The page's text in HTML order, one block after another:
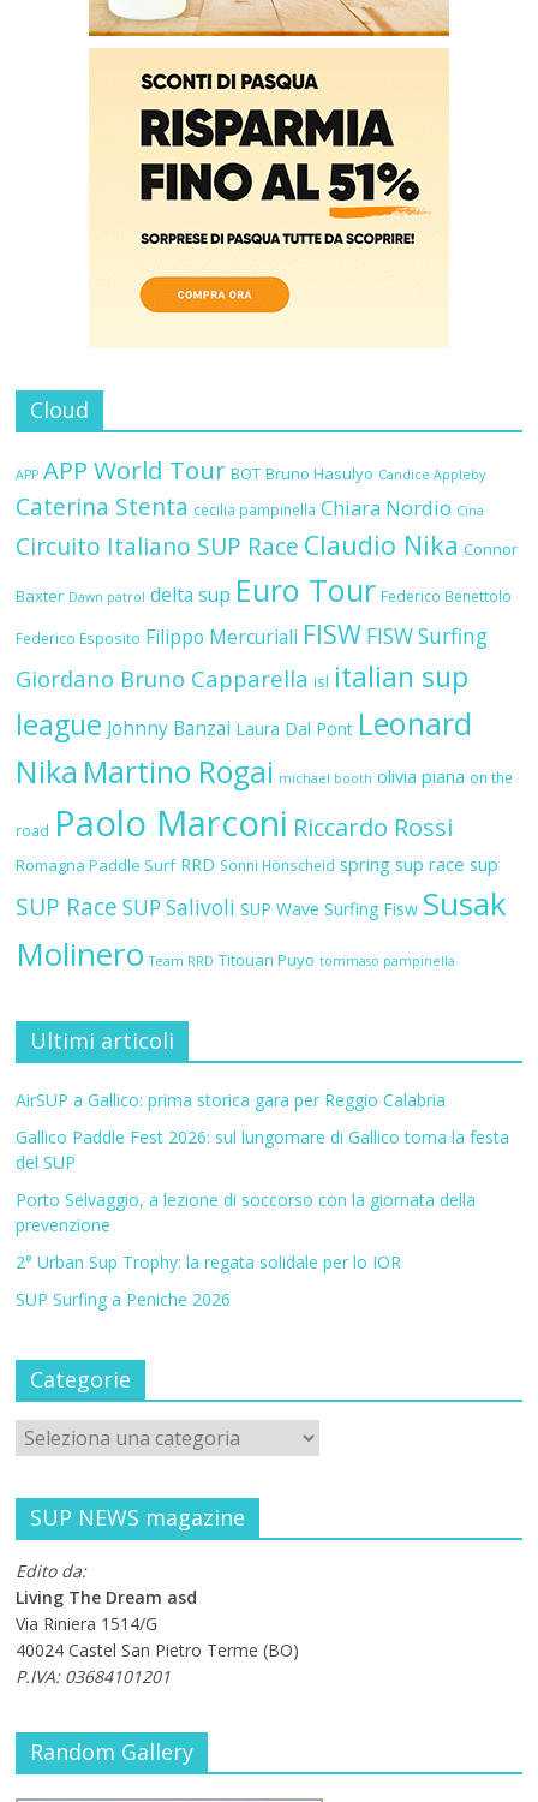
Cloud
APP APP World Tour BOT Bruno Hasulyo Candice Appleby
Caterina Stenta cecilia pampinella Chiara Nordio Cina
Circuito Italiano SUP Race Claudio Nika Connor
Baxter Dawn patrol delta sup Euro Tour Federico Benettolo
Federico Esposito Filippo Mercuriali FISW FISW Surfing
Giordano Bruno Capparella isl italian sup
league Johnny Banzai Laura Dal Pont Leonard
Nika Martino Rogai michael booth olivia piana on the
road Paolo Marconi Riccardo Rossi
Romagna Paddle Surf RRD Sonni Hönscheid spring sup race sup
SUP Race SUP Salivoli SUP Wave Surfing Fisw Susak
Molinero Team RRD Titouan Puyo tommaso pampinella
Ultimi articoli
AirSUP a Gallico: prima storica gara per Reggio Calabria
Gallico Paddle Fest 2026: sul lungomare di Gallico torna la festa
del SUP
Porto Selvaggio, a lezione di soccorso con la giornata della
prevenzione
2° Urban Sup Trophy: la regata solidale per lo IOR
SUP Surfing a Peniche 2026
Categorie
SUP NEWS magazine
Edito da:
Living The Dream asd
Via Riniera 1514/G
40024 Castel San Pietro Terme (BO)
P.IVA: 03684101201
Random Gallery